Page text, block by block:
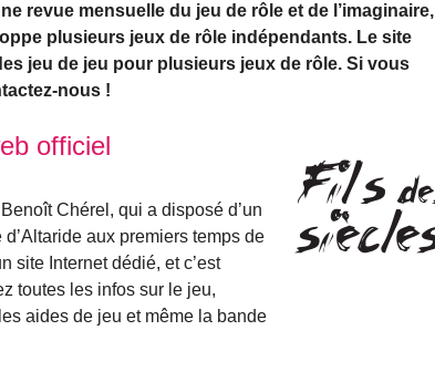
revue mensuelle du jeu de rôle et de l’imaginaire,
plusieurs jeux de rôle indépendants. Le site
jeu de jeu pour plusieurs jeux de rôle. Si vous
nous !
officiel
Chérel, qui a disposé d’un
aux premiers temps de
site Internet dédié, et c’est
toutes les infos sur le jeu,
aides de jeu et même la bande